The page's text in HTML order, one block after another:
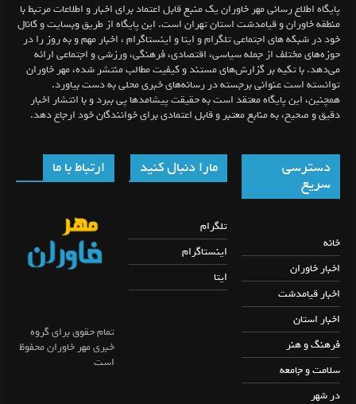
پایگاه اطلاع رسانی مهر خاوران یک منبع قابل اعتماد برای اخبار و اطلاعات مرتبط با
منطقه خاوران و قیامدشت استان تهران است. این پایگاه از طریق وبسایت و کانال
خود در شبکه های اجتماعی تلگرام و ایتا و اینستاگرام ، اخبار مهم و به روز را در
حوزه‌های مختلف از جمله سیاسی، اقتصادی، فرهنگی، ورزشی و اجتماعی ارائه
می‌دهد. با تکیه بر گزارش‌های مستند و کیفیت مطالب منتشر شده، مهر خاوران
توانسته است عنوانی برجسته در رسانه‌های خبری محلی به دست بیاورد.
همچنین، این پایگاه معتقد است به حقیقت پیشامد‌ها پی ببرد و با انتشار اخبار
دقیق و صحیح، به منابع معتبر و قابل اعتمادی برای خوانندگان خود ارجاع دهد.
دسترسی
سریع
خانه
اخبار خاوران
اخبار قیامدشت
اخبار استان
فرهنگ و هنر
سلامت و جامعه
در شهر
مارا دنبال کنید
تلگرام
اینستاگرام
ایتا
ارتباط با ما
تمام حقوق برای گروه
خبری مهر خاوران محفوظ
است